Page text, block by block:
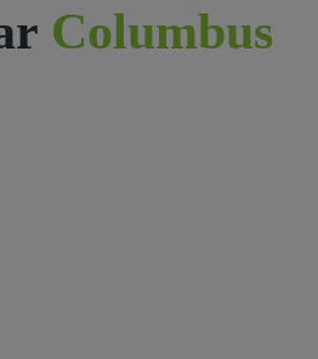
Columbus